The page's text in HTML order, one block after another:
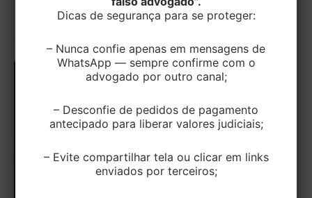
Tributária do consumo. A partir de
Dicas de segurança para se proteger:
– Nunca confie apenas em mensagens de
WhatsApp — sempre confirme com o
advogado por outro canal;
– Desconfie de pedidos de pagamento
antecipado para liberar valores judiciais;
– Evite compartilhar tela ou clicar em links
enviados por terceiros;